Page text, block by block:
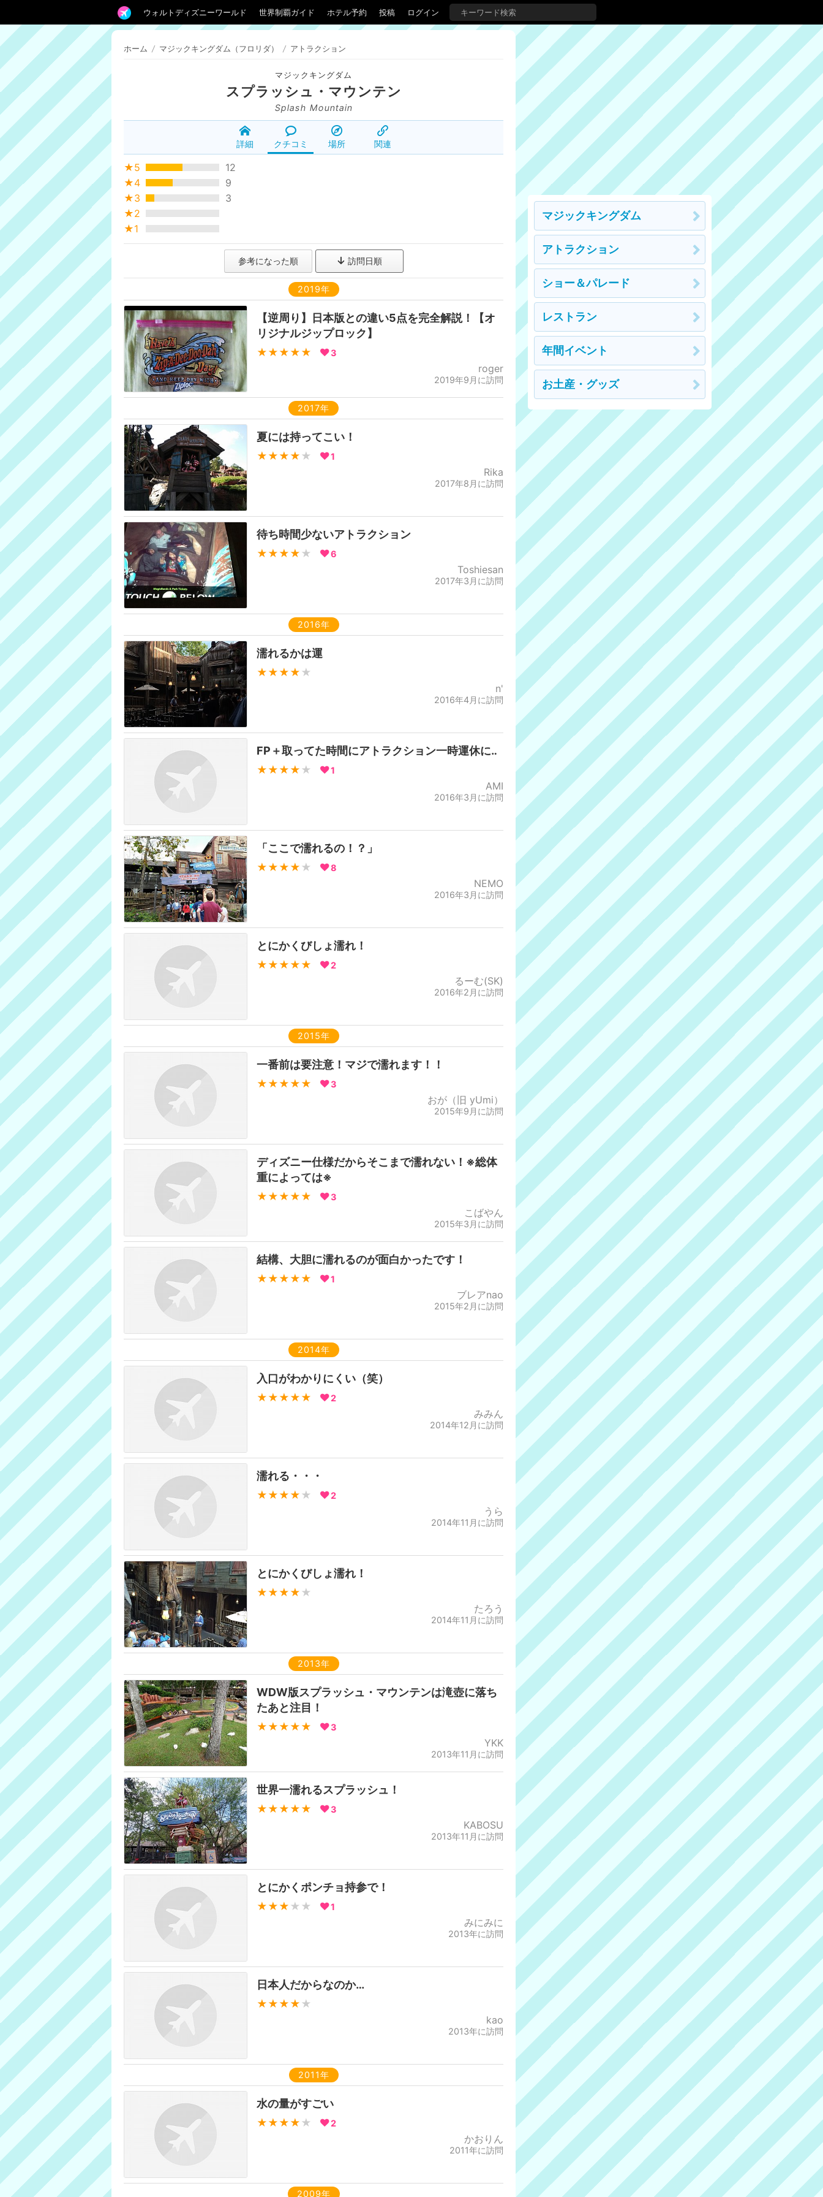
ウォルトディズニーワールド 世界制覇ガイド ホテル予約 投稿 ログイン
ホーム / マジックキングダム（フロリダ） / アトラクション
マジックキングダム
スプラッシュ・マウンテン
Splash Mountain
詳細 クチコミ 場所 関連
★5
12
★4
9
★3
3
★2
★1
参考になった順 訪問日順
2019年
【逆周り】日本版との違い5点を完全解説！【オ
リジナルジップロック】
★★★★★ 3
roger
2019年9月に訪問
2017年
夏には持ってこい！
★★★★ ★ 1
Rika
2017年8月に訪問
待ち時間少ないアトラクション
★★★★ ★ 6
Toshiesan
2017年3月に訪問
2016年
濡れるかは運
★★★★ ★
n'
2016年4月に訪問
FP＋取ってた時間にアトラクション一時運休に‥
★★★★ ★ 1
AMI
2016年3月に訪問
「ここで濡れるの！？」
★★★★ ★ 8
NEMO
2016年3月に訪問
とにかくびしょ濡れ！
★★★★★ 2
るーむ(SK)
2016年2月に訪問
2015年
一番前は要注意！マジで濡れます！！
★★★★★ 3
おが（旧 yUmi）
2015年9月に訪問
ディズニー仕様だからそこまで濡れない！※総体
重によっては※
★★★★★ 3
こばやん
2015年3月に訪問
結構、大胆に濡れるのが面白かったです！
★★★★★ 1
ブレアnao
2015年2月に訪問
2014年
入口がわかりにくい（笑）
★★★★★ 2
みみん
2014年12月に訪問
濡れる・・・
★★★★ ★ 2
うら
2014年11月に訪問
とにかくびしょ濡れ！
★★★★ ★
たろう
2014年11月に訪問
2013年
WDW版スプラッシュ・マウンテンは滝壺に落ち
たあと注目！
★★★★★ 3
YKK
2013年11月に訪問
世界一濡れるスプラッシュ！
★★★★★ 3
KABOSU
2013年11月に訪問
とにかくポンチョ持参で！
★★★ ★★ 1
みにみに
2013年に訪問
日本人だからなのか…
★★★★ ★
kao
2013年に訪問
2011年
水の量がすごい
★★★★ ★ 2
かおりん
2011年に訪問
2009年
マジックキングダム
アトラクション
ショー＆パレード
レストラン
年間イベント
お土産・グッズ